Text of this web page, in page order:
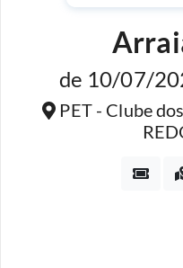
de 10/07/
PET - Clube